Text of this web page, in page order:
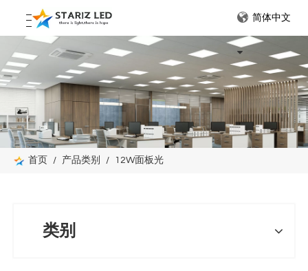
简体中文
首页 / 产品类别 / 12W面板光
类别